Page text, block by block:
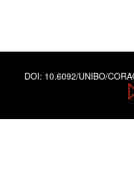
DOI: 10.6092/UNIBO/